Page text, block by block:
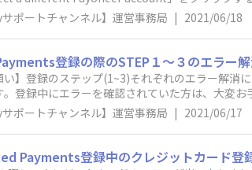
画面左下にある「Go back」をクリックすると
サポートチャンネル】運営事務局 | 2021/06/18
登録の際のSTEP１～３のエラー解
】登録のステップ(1~3)それぞれのエラー解消
登録中にエラーを確認されていた方は、大変
お願い致します。■Step 1のエラー:Step 1でエ
ントタイプを「Business」に変更されたい方：
です。アカウントタイプをアップグレードし
。２）eBayのアカウントタイプを「Individual
サポートチャンネル】運営事務局 | 2021/06/17
Payments登録中のクレジットカード登